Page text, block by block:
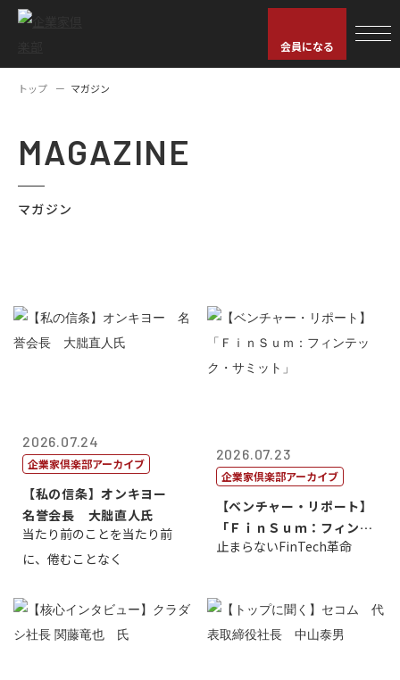
会員になる
トップ マガジン
MAGAZINE
マガジン
2026.07.24
企業家倶楽部アーカイブ
【私の信条】オンキヨー
名誉会長 大朏直人氏
当たり前のことを当たり前
に、倦むことなく
2026.07.23
企業家倶楽部アーカイブ
【ベンチャー・リポート】
「ＦｉｎＳｕｍ：フィンテ
ック・サミッ...
止まらないFinTech革命